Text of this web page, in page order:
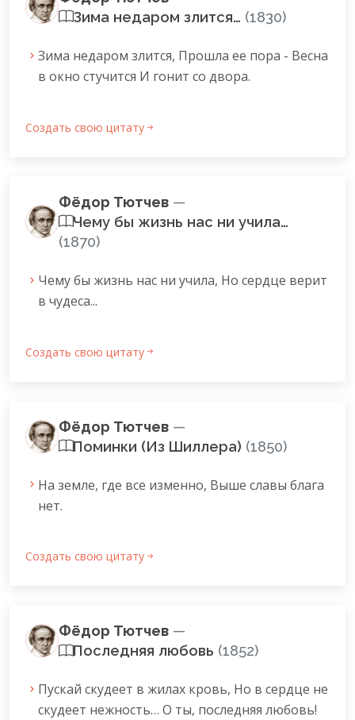
Зима недаром злится… (1830)
Зима недаром злится, Прошла ее пора - Весна
в окно стучится И гонит со двора.
Создать свою цитату
Фёдор Тютчев —
Чему бы жизнь нас ни учила…
(1870)
Чему бы жизнь нас ни учила, Но сердце верит
в чудеса...
Создать свою цитату
Фёдор Тютчев —
Поминки (Из Шиллера) (1850)
На земле, где все изменно, Выше славы блага
нет.
Создать свою цитату
Фёдор Тютчев —
Последняя любовь (1852)
Пускай скудеет в жилах кровь, Но в сердце не
скудеет нежность… О ты, последняя любовь!